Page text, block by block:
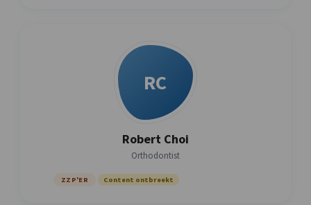
RC
Robert Choi
Orthodontist
ZZP'ER Content ontbreekt